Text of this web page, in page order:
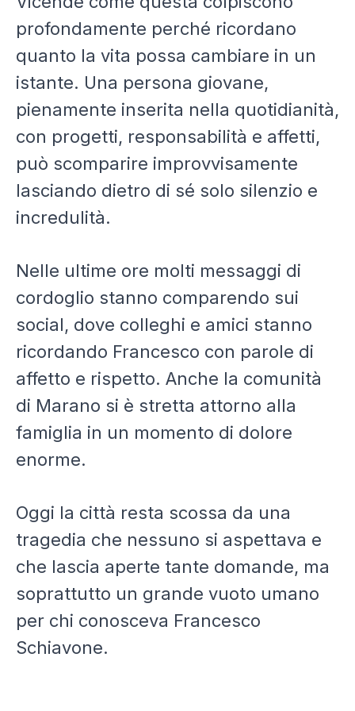
profondamente perché ricordano
quanto la vita possa cambiare in un
istante. Una persona giovane,
pienamente inserita nella quotidianità,
con progetti, responsabilità e affetti,
può scomparire improvvisamente
lasciando dietro di sé solo silenzio e
incredulità.
Nelle ultime ore molti messaggi di
cordoglio stanno comparendo sui
social, dove colleghi e amici stanno
ricordando Francesco con parole di
affetto e rispetto. Anche la comunità
di Marano si è stretta attorno alla
famiglia in un momento di dolore
enorme.
Oggi la città resta scossa da una
tragedia che nessuno si aspettava e
che lascia aperte tante domande, ma
soprattutto un grande vuoto umano
per chi conosceva Francesco
Schiavone.